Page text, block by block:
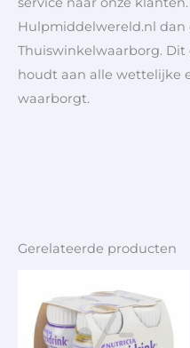
Hulpmiddelwereld.nl dan
Thuiswinkelwaarborg.
houdt aan alle wettelijke
waarborgt.
Gerelateerde producten